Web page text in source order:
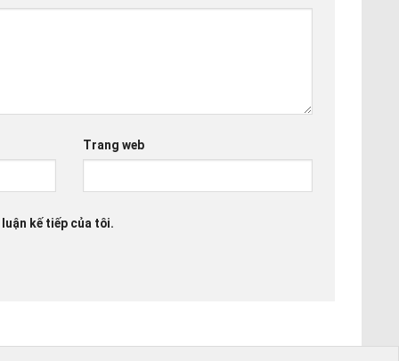
Trang web
kế tiếp của tôi.